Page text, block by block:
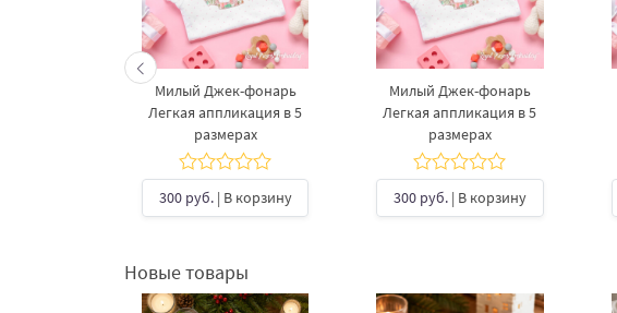
Милый Джек-фонарь
Легкая аппликация в 5
размерах
300 руб.| В корзину
Милый Джек-фонарь
Легкая аппликация в 5
размерах
300 руб.| В корзину
Новые товары